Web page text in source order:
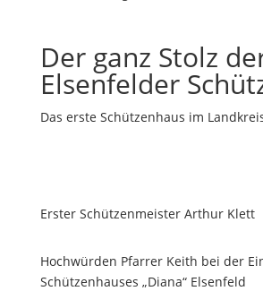
Der ganz Stolz
Elsenfelder
Das erste Schützenhaus im
Erster Schützenmeister Arthur Klett
Hochwürden Pfarrer Keith bei der
Schützenhauses „Diana“ Elsenfeld